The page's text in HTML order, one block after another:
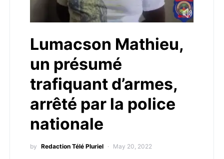
Lumacson Mathieu,
un présumé
trafiquant d’armes,
arrêté par la police
nationale
by Redaction Télé Pluriel May 20, 2022